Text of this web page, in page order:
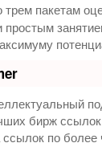
пакетам
бирж
по